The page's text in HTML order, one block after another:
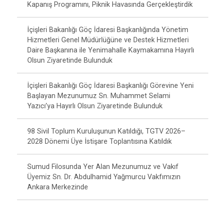
Kapanış Programını, Piknik Havasında Gerçekleştirdik
İçişleri Bakanlığı Göç İdaresi Başkanlığında Yönetim
Hizmetleri Genel Müdürlüğüne ve Destek Hizmetleri
Daire Başkanına ile Yenimahalle Kaymakamına Hayırlı
Olsun Ziyaretinde Bulunduk
İçişleri Bakanlığı Göç İdaresi Başkanlığı Görevine Yeni
Başlayan Mezunumuz Sn. Muhammet Selami
Yazıcı’ya Hayırlı Olsun Ziyaretinde Bulunduk
98 Sivil Toplum Kuruluşunun Katıldığı, TGTV 2026–
2028 Dönemi Üye İstişare Toplantısına Katıldık
Sumud Filosunda Yer Alan Mezunumuz ve Vakıf
Üyemiz Sn. Dr. Abdulhamid Yağmurcu Vakfımızın
Ankara Merkezinde